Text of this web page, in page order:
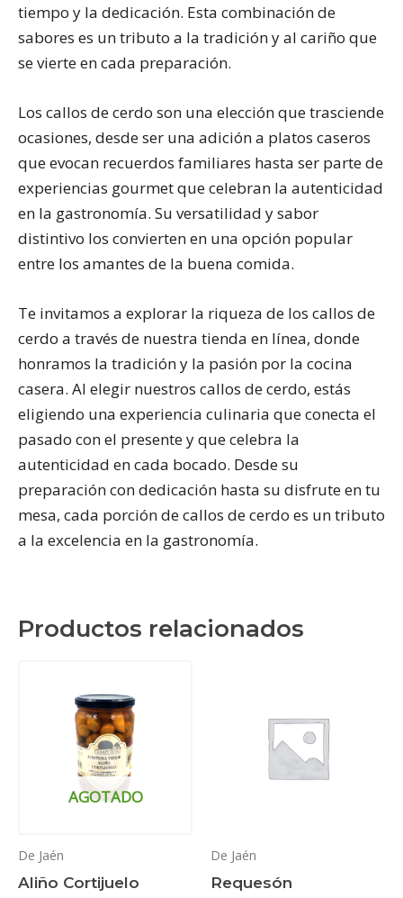
tiempo y la dedicación. Esta combinación de
sabores es un tributo a la tradición y al cariño que
se vierte en cada preparación.
Los callos de cerdo son una elección que trasciende
ocasiones, desde ser una adición a platos caseros
que evocan recuerdos familiares hasta ser parte de
experiencias gourmet que celebran la autenticidad
en la gastronomía. Su versatilidad y sabor
distintivo los convierten en una opción popular
entre los amantes de la buena comida.
Te invitamos a explorar la riqueza de los callos de
cerdo a través de nuestra tienda en línea, donde
honramos la tradición y la pasión por la cocina
casera. Al elegir nuestros callos de cerdo, estás
eligiendo una experiencia culinaria que conecta el
pasado con el presente y que celebra la
autenticidad en cada bocado. Desde su
preparación con dedicación hasta su disfrute en tu
mesa, cada porción de callos de cerdo es un tributo
a la excelencia en la gastronomía.
Productos relacionados
AGOTADO
De Jaén
Aliño Cortijuelo
De Jaén
Requesón